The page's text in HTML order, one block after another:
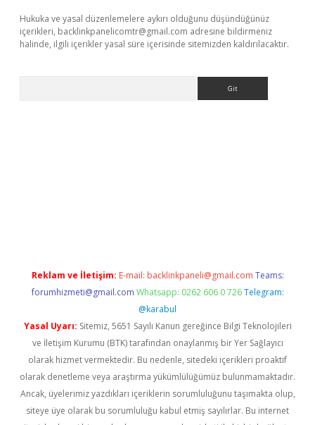
Hukuka ve yasal düzenlemelere aykırı olduğunu düşündüğünüz
içerikleri, backlinkpanelicomtr@gmail.com adresine bildirmeniz
halinde, ilgili içerikler yasal süre içerisinde sitemizden kaldırılacaktır.
Reklam ve İletişim: E-mail: backlinkpaneli@gmail.com Teams:
forumhizmeti@gmail.com Whatsapp: 0262 606 0 726 Telegram:
@karabul
Yasal Uyarı: Sitemiz, 5651 Sayılı Kanun gereğince Bilgi Teknolojileri
ve İletişim Kurumu (BTK) tarafından onaylanmış bir Yer Sağlayıcı
olarak hizmet vermektedir. Bu nedenle, sitedeki içerikleri proaktif
olarak denetleme veya araştırma yükümlülüğümüz bulunmamaktadır.
Ancak, üyelerimiz yazdıkları içeriklerin sorumluluğunu taşımakta olup,
siteye üye olarak bu sorumluluğu kabul etmiş sayılırlar. Bu internet